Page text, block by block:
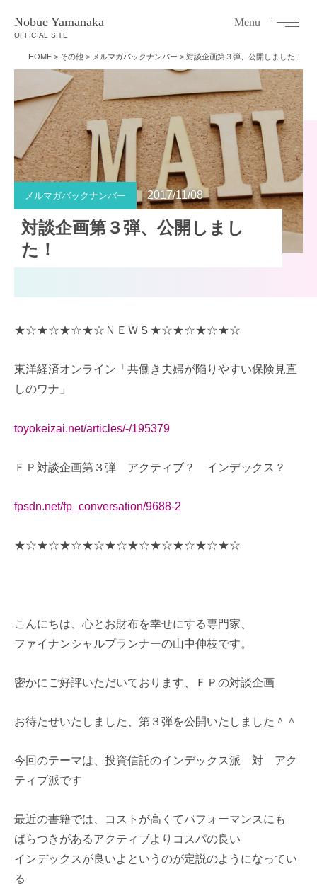
Nobue Yamanaka
OFFICIAL SITE
Menu
HOME > その他 > メルマガバックナンバー > 対談企画第３弾、公開しました！
メルマガバックナンバー 2017/11/08
対談企画第３弾、公開しまし
た！
★☆★☆★☆★☆ＮＥＷＳ★☆★☆★☆★☆
東洋経済オンライン「共働き夫婦が陥りやすい保険見直
しのワナ」
toyokeizai.net/articles/-/195379
ＦＰ対談企画第３弾 アクティブ？ インデックス？
fpsdn.net/fp_conversation/9688-2
★☆★☆★☆★☆★☆★☆★☆★☆★☆★☆
こんにちは、心とお財布を幸せにする専門家、
ファイナンシャルプランナーの山中伸枝です。
密かにご好評いただいております、ＦＰの対談企画
お待たせいたしました、第３弾を公開いたしました＾＾
今回のテーマは、投資信託のインデックス派 対 アク
ティブ派です
最近の書籍では、コストが高くてパフォーマンスにも
ばらつきがあるアクティブよりコスパの良い
インデックスが良いよというのが定説のようになってい
る